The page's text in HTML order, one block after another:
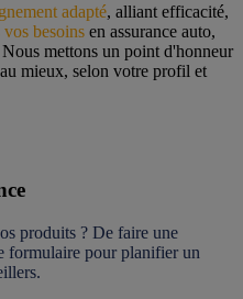
adapté, alliant efficacité,
besoins en assurance auto,
mettons un point d'honneur
mieux, selon votre profil et
produits ? De faire une
formulaire pour planifier un